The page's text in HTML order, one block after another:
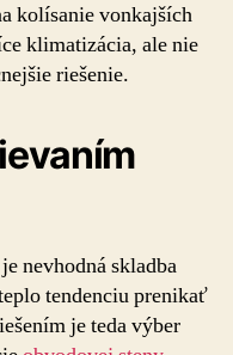
kolísanie vonkajších
klimatizácia, ale nie
riešenie.
nevhodná skladba
tendenciu prenikať
je teda výber